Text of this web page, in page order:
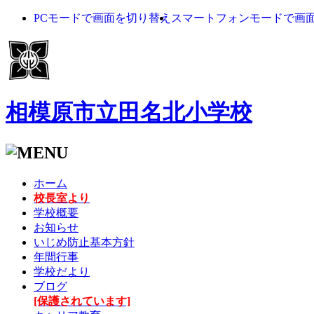
PCモードで画面を切り替え スマートフォンモードで画
相模原市立田名北小学校
ホーム
校長室より
学校概要
お知らせ
いじめ防止基本方針
年間行事
学校だより
ブログ
[保護されています]